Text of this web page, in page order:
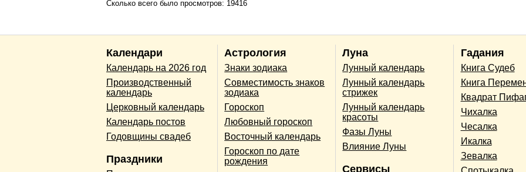
Сколько всего было просмотров: 19416
Календари
Календарь на 2026 год
Производственный
календарь
Церковный календарь
Календарь постов
Годовщины свадеб
Праздники
Астрология
Знаки зодиака
Совместимость знаков
зодиака
Гороскоп
Любовный гороскоп
Восточный календарь
Гороскоп по дате
рождения
Луна
Лунный календарь
Лунный календарь
стрижек
Лунный календарь
красоты
Фазы Луны
Влияние Луны
Сервисы
Гадания
Книга Судеб
Книга
Квадрат
Чихалка
Чесалка
Икалка
Зевалка